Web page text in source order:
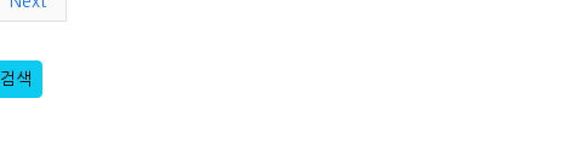
검색